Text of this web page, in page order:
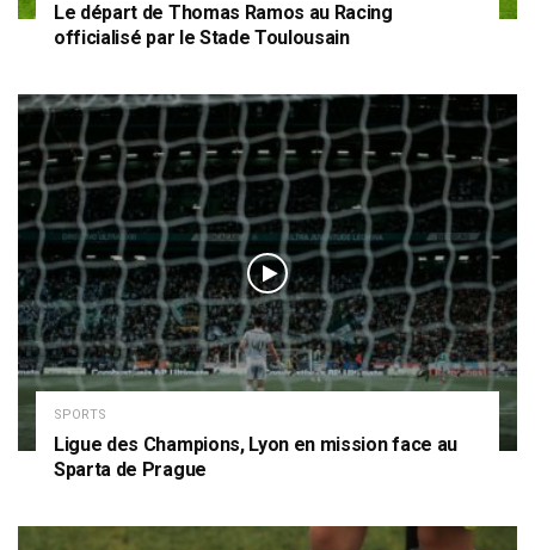
Le départ de Thomas Ramos au Racing
officialisé par le Stade Toulousain
SPORTS
Ligue des Champions, Lyon en mission face au
Sparta de Prague